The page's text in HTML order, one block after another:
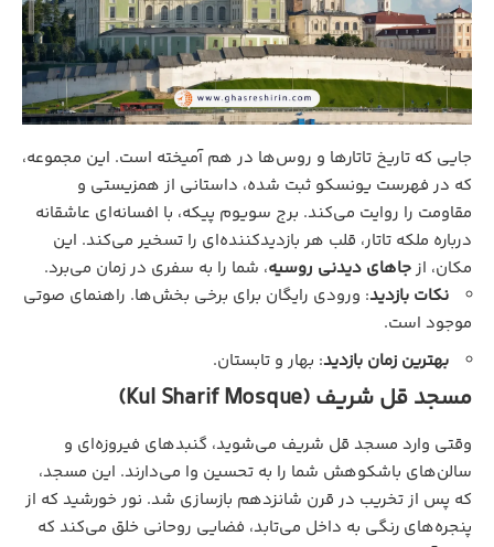
جایی که تاریخ تاتارها و روس‌ها در هم آمیخته است. این مجموعه،
که در فهرست یونسکو ثبت شده، داستانی از همزیستی و
مقاومت را روایت می‌کند. برج سویوم پیکه، با افسانه‌ای عاشقانه
درباره ملکه تاتار، قلب هر بازدیدکننده‌ای را تسخیر می‌کند. این
مکان، ازجاهای دیدنی روسیه، شما را به سفری در زمان می‌برد.
نکات بازدید: ورودی رایگان برای برخی بخش‌ها. راهنمای صوتی
موجود است.
بهترین زمان بازدید: بهار و تابستان.
مسجد قل شریف (Kul Sharif Mosque)
وقتی وارد مسجد قل شریف می‌شوید، گنبدهای فیروزه‌ای و
سالن‌های باشکوهش شما را به تحسین وا می‌دارند. این مسجد،
که پس از تخریب در قرن شانزدهم بازسازی شد. نور خورشید که از
پنجره‌های رنگی به داخل می‌تابد، فضایی روحانی خلق می‌کند که